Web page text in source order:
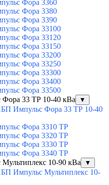
Фора 3360
Фора 3380
Фора 3390
Фора 33100
Фора 33120
Фора 33150
Фора 33200
Фора 33250
Фора 33300
Фора 33400
Фора 33500
33 ТР 10-40 кВа
▼
Импульс Фора 33 ТР 10-40
Фора 3310 ТР
Фора 3320 ТР
Фора 3330 ТР
Фора 3340 ТР
10-90 кВа
▼
Импульс Мультиплекс 10-